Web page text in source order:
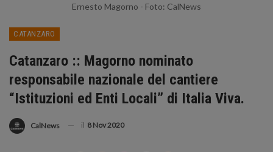
Ernesto Magorno - Foto: CalNews
CATANZARO
Catanzaro :: Magorno nominato
responsabile nazionale del cantiere
“Istituzioni ed Enti Locali” di Italia Viva.
CalNews il 8 Nov 2020